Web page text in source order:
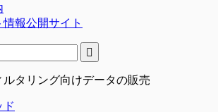
報公開サイト
タリング向けデータの販売
ド